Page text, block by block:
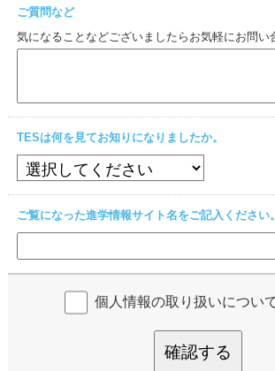
ご質問など
気になることなどございましたらお気軽にお問い
TESは何を見てお知りになりましたか。
ご覧になった進学情報サイト名をご記入ください。
個人情報の取り扱いについ
確認する